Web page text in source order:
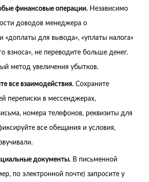
финансовые операции. Независимо
доводов менеджера о
«доплаты для вывода», «уплаты налога»
взноса», не переводите больше денег.
метод увеличения убытков.
все взаимодействия. Сохраните
переписки в мессенджерах,
номера телефонов, реквизиты для
все обещания и условия,
документы. В письменной
по электронной почте) запросите у